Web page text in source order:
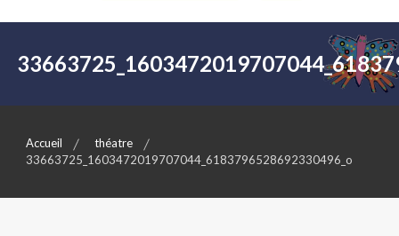
Accueil
théatre
33663725_1603472019707044_6183796528692330496_o